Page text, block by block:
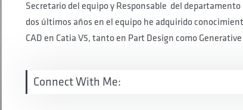
Secretario del equipo y Responsable del
dos últimos años en el equipo he adquirido
CAD en Catia V5, tanto en Part Design como
Connect With Me: